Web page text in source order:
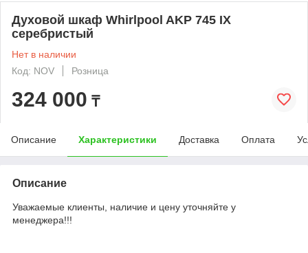
Духовой шкаф Whirlpool AKP 745 IX
серебристый
Нет в наличии
Код: NOV
Розница
324 000 ₸
Описание Характеристики Доставка Оплата
Описание
Уважаемые клиенты, наличие и цену уточняйте у
менеджера!!!